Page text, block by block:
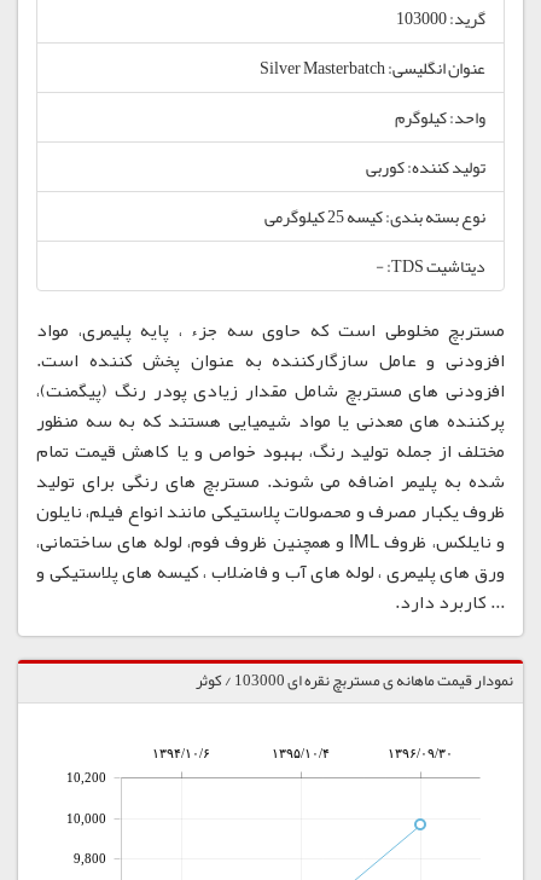
گرید: 103000
عنوان انگلیسی: Silver Masterbatch
واحد: کیلوگرم
تولید کننده: کوربی
نوع بسته بندی: کیسه 25 کیلوگرمی
دیتاشیت TDS: -
مستربچ مخلوطی است که حاوی سه جزء ، پایه پلیمری، مواد
افزودنی و عامل سازگارکننده به عنوان پخش کننده است.
افزودنی های مستربچ شامل مقدار زیادی پودر رنگ (پیگمنت)،
پرکننده های معدنی یا مواد شیمیایی هستند که به سه منظور
مختلف از جمله تولید رنگ، بهبود خواص و یا کاهش قیمت تمام
شده به پلیمر اضافه می شوند. مستربچ های رنگی برای تولید
ظروف یکبار مصرف و محصولات پلاستیکی مانند انواع فیلم، نایلون
و نایلکس، ظروف IML و همچنین ظروف فوم، لوله های ساختمانی،
ورق های پلیمری ، لوله های آب و فاضلاب ، کیسه های پلاستیکی و
... کاربرد دارد.
نمودار قیمت ماهانه ی مستربچ نقره ای 103000 / کوثر
۱۳۹۴/۱۰/۶ ۱۳۹۵/۱۰/۴ ۱۳۹۶/۰۹/۳۰
9,800
10,000
10,200